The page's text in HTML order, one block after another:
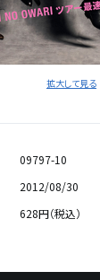
拡大して見る
09797-10
2012/08/30
628円（税込）